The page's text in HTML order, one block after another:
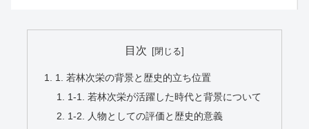
目次
1. 若林次栄の背景と歴史的立ち位置
1-1. 若林次栄が活躍した時代と背景について
1-2. 人物としての評価と歴史的意義